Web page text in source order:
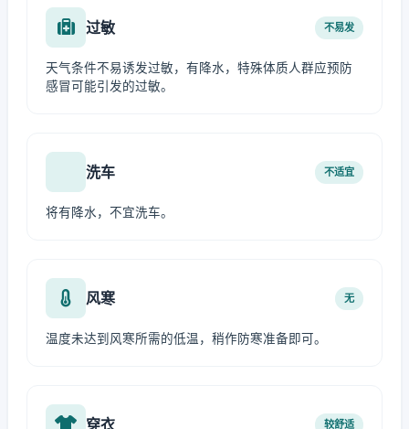
过敏 不易发
天气条件不易诱发过敏，有降水，特殊体质人群应预防
感冒可能引发的过敏。
洗车 不适宜
将有降水，不宜洗车。
风寒 无
温度未达到风寒所需的低温，稍作防寒准备即可。
穿衣 较舒适